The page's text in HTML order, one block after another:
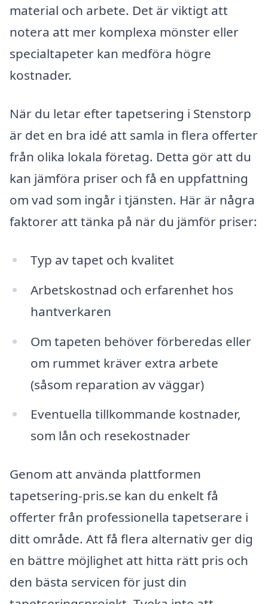
material och arbete. Det är viktigt att
notera att mer komplexa mönster eller
specialtapeter kan medföra högre
kostnader.
När du letar efter tapetsering i Stenstorp
är det en bra idé att samla in flera offerter
från olika lokala företag. Detta gör att du
kan jämföra priser och få en uppfattning
om vad som ingår i tjänsten. Här är några
faktorer att tänka på när du jämför priser:
Typ av tapet och kvalitet
Arbetskostnad och erfarenhet hos
hantverkaren
Om tapeten behöver förberedas eller
om rummet kräver extra arbete
(såsom reparation av väggar)
Eventuella tillkommande kostnader,
som lån och resekostnader
Genom att använda plattformen
tapetsering-pris.se kan du enkelt få
offerter från professionella tapetserare i
ditt område. Att få flera alternativ ger dig
en bättre möjlighet att hitta rätt pris och
den bästa servicen för just din